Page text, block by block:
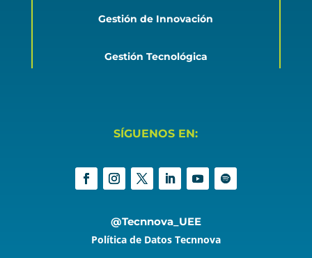
Gestión de Innovación
Gestión Tecnológica
SÍGUENOS EN:
@Tecnnova_UEE
Política de Datos Tecnnova